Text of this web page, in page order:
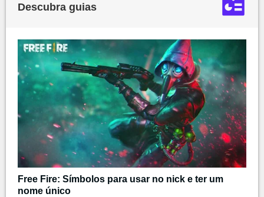
Descubra guias
Free Fire: Símbolos para usar no nick e ter um
nome único